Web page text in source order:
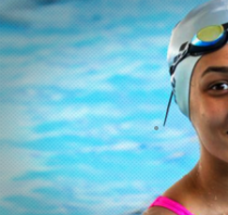
टोक्यो ओलंपिक:
तहत भारतीय
पटेल ने किया
लेखन Neeraj Pandey Jul 02,
क्या है खबर?